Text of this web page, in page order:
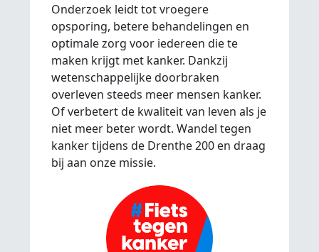
Onderzoek leidt tot vroegere
opsporing, betere behandelingen en
optimale zorg voor iedereen die te
maken krijgt met kanker. Dankzij
wetenschappelijke doorbraken
overleven steeds meer mensen kanker.
Of verbetert de kwaliteit van leven als je
niet meer beter wordt. Wandel tegen
kanker tijdens de Drenthe 200 en draag
bij aan onze missie.